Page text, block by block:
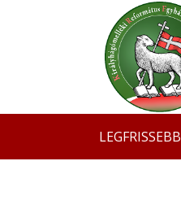
LEGFRISSEBB